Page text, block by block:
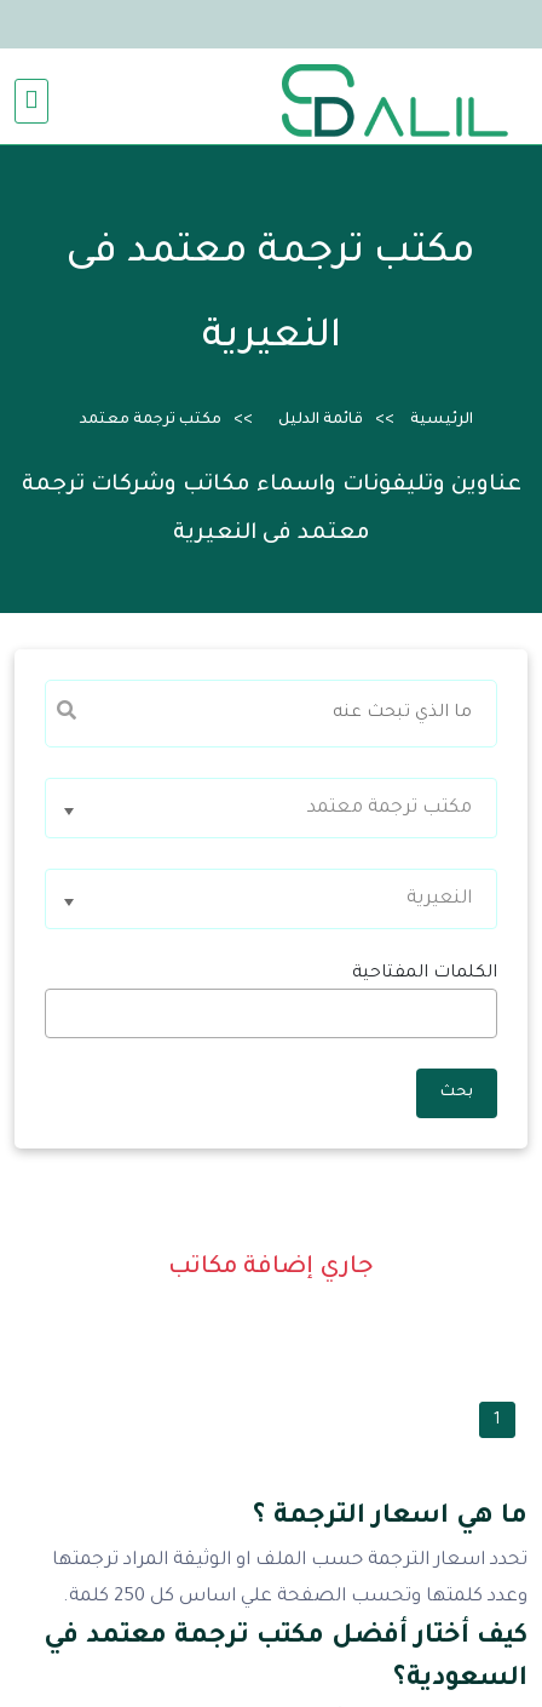
مكتب ترجمة معتمد فى
النعيرية
الرئيسية قائمة الدليل مكتب ترجمة معتمد
عناوين وتليفونات واسماء مكاتب وشركات ترجمة
معتمد فى النعيرية
مكتب ترجمة معتمد
النعيرية
الكلمات المفتاحية
بحث
جاري إضافة مكاتب
1
ما هي اسعار الترجمة ؟
تحدد اسعار الترجمة حسب الملف او الوثيقة المراد ترجمتها
وعدد كلمتها وتحسب الصفحة علي اساس كل 250 كلمة.
كيف أختار أفضل مكتب ترجمة معتمد في
السعودية؟